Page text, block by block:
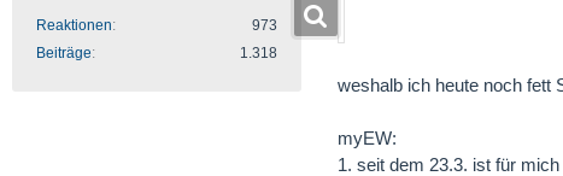
Reaktionen
973
Beiträge
1.318
weshalb ich heute noch fett
myEW:
1. seit dem 23.3. ist für